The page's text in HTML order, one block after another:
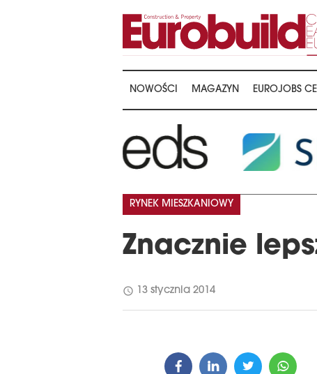
NOWOŚCI MAGAZYN EUROJOBS
Znacznie
RYNEK MIESZKANIOWY
schedule 13 stycznia 2014